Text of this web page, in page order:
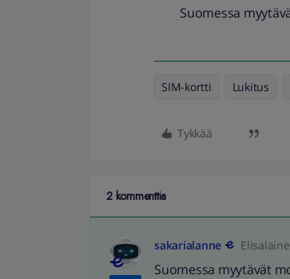
Suomessa
SIM-kortti Lukitus
Tykkää
2 kommenttia
sakarialanne
Suomessa myytävät